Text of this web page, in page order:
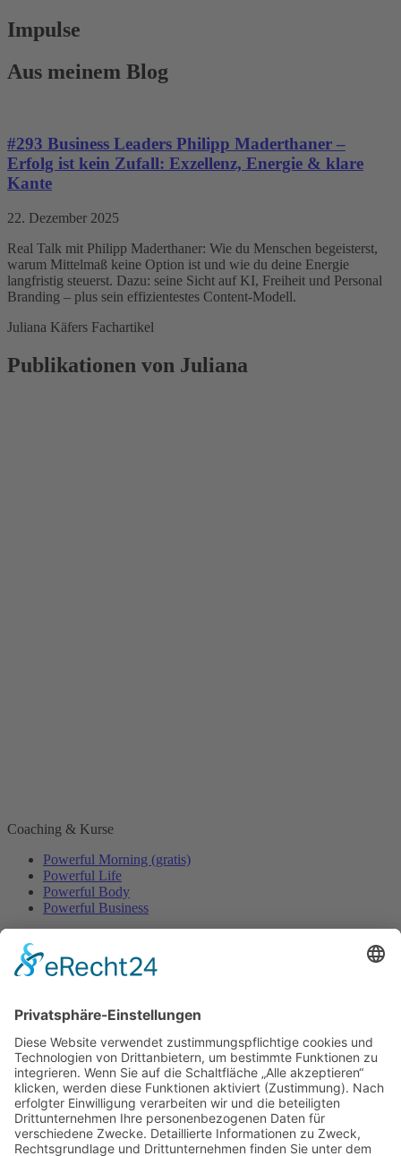
Impulse
Aus meinem Blog
#293 Business Leaders Philipp Maderthaner –
Erfolg ist kein Zufall: Exzellenz, Energie & klare
Kante
22. Dezember 2025
Real Talk mit Philipp Maderthaner: Wie du Menschen begeisterst,
warum Mittelmaß keine Option ist und wie du deine Energie
langfristig steuerst. Dazu: seine Sicht auf KI, Freiheit und Personal
Branding – plus sein effizientestes Content-Modell.
Juliana Käfers Fachartikel
Publikationen von Juliana
Coaching & Kurse
Powerful Morning (gratis)
Powerful Life
Powerful Body
Powerful Business
Event-Übersicht
Über mich
Mit mir arbeiten
Gratis
Podcast
Shop